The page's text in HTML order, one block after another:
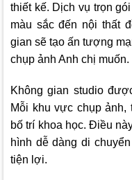
thiết kế. Dịch vụ trọn
màu sắc đến nội thất
gian sẽ tạo ấn tượng
chụp ảnh Anh chị muốn.
Không gian studio
Mỗi khu vực chụp
bố trí khoa học. Điều
hình dễ dàng di
tiện lợi.